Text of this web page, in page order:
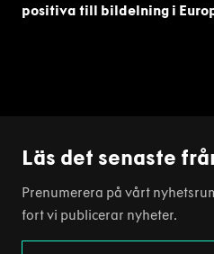
positiva till bildelning i
Läs det senaste
Prenumerera på vårt
fort vi publicerar nyheter.